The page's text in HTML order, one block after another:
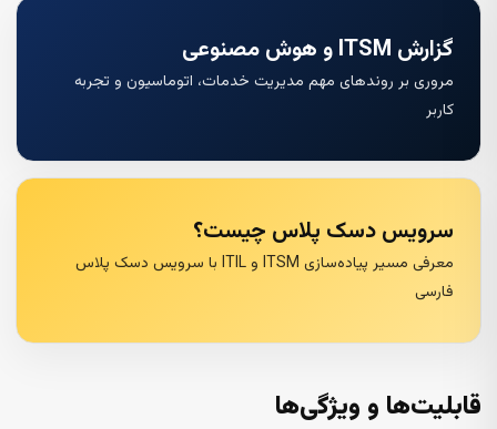
گزارش ITSM و هوش مصنوعی
مروری بر روندهای مهم مدیریت خدمات، اتوماسیون و تجربه
کاربر
سرویس دسک پلاس چیست؟
معرفی مسیر پیاده‌سازی ITSM و ITIL با سرویس دسک پلاس
فارسی
قابلیت‌ها و ویژگی‌ها